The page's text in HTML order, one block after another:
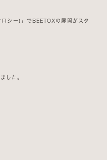
シー)」でBEETOXの展開がスタ
した。